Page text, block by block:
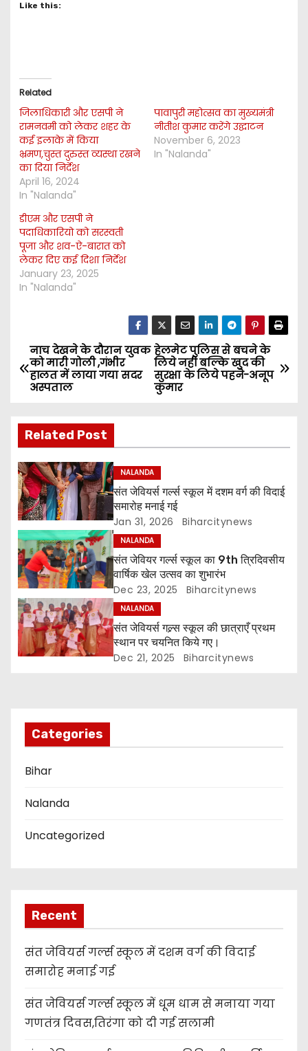
Like this:
Related
जिलाधिकारी और एसपी ने
रामनवमी को लेकर शहर के
कई इलाके में किया
भ्रमण,चुस्त दुरुस्त व्यस्था रखने
का दिया निर्देश
April 16, 2024
In "Nalanda"
पावापुरी महोत्सव का मुख्यमंत्री
नीतीश कुमार करेंगे उद्घाटन
November 6, 2023
In "Nalanda"
डीएम और एसपी ने
पदाधिकारियो को सरस्वती
पूजा और शव-ऐ-बारात को
लेकर दिए कई दिशा निर्देश
January 23, 2025
In "Nalanda"
P
o
t
n
a
v
i
g
a
t
हेलमेट पुलिस से बचने के
लिये नही बल्कि खुद की
सुरक्षा के लिये पहने-अनूप
कुमार
नाच देखने के दौरान युवक
को मारी गोली ,गंभीर
हालत में लाया गया सदर
अस्पताल
Related Post
NALANDA
संत जेवियर्स गर्ल्स स्कूल में दशम वर्ग की विदाई
समारोह मनाई गई
Jan 31, 2026 Biharcitynews
NALANDA
संत जेवियर गर्ल्स स्कूल का 9th त्रिदिवसीय
वार्षिक खेल उत्सव का शुभारंभ
Dec 23, 2025 Biharcitynews
NALANDA
संत जेवियर्स गल्र्स स्कूल की छात्र‌ाएँ प्रथम
स्थान पर चयनित किये गए।
Dec 21, 2025 Biharcitynews
Categories
Bihar
Nalanda
Uncategorized
Recent
संत जेवियर्स गर्ल्स स्कूल में दशम वर्ग की विदाई
समारोह मनाई गई
संत जेवियर्स गर्ल्स स्कूल में धूम धाम से मनाया गया
गणतंत्र दिवस,तिरंगा को दी गई सलामी